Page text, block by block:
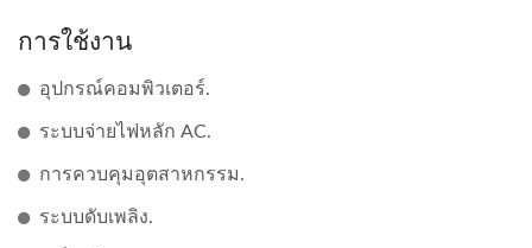
การใช้งาน
อุปกรณ์คอมพิวเตอร์.
ระบบจ่ายไฟหลัก AC.
การควบคุมอุตสาหกรรม.
ระบบดับเพลิง.